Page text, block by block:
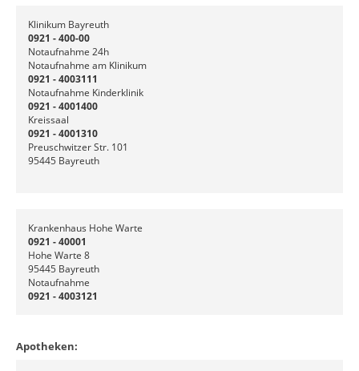
Klinikum Bayreuth
0921 - 400-00
Notaufnahme 24h
Notaufnahme am Klinikum
0921 - 4003111
Notaufnahme Kinderklinik
0921 - 4001400
Kreissaal
0921 - 4001310
Preuschwitzer Str. 101
95445 Bayreuth
Krankenhaus Hohe Warte
0921 - 40001
Hohe Warte 8
95445 Bayreuth
Notaufnahme
0921 - 4003121
Apotheken: